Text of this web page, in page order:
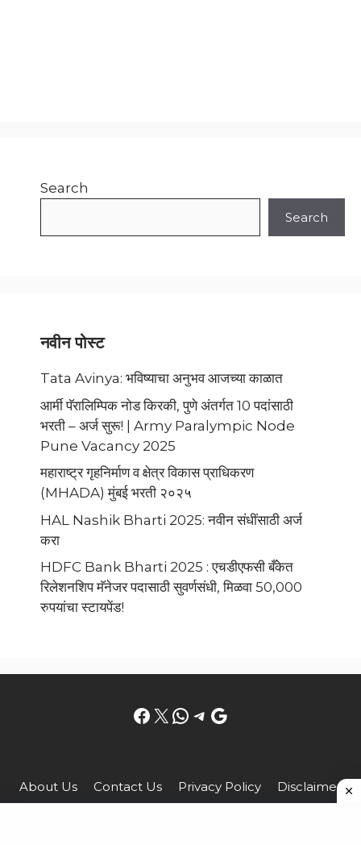
Search
Search
नवीन पोस्ट
Tata Avinya: भविष्याचा अनुभव आजच्या काळात
आर्मी पॅरालिम्पिक नोड किरकी, पुणे अंतर्गत 10 पदांसाठी
भरती – अर्ज सुरू! | Army Paralympic Node
Pune Vacancy 2025
महाराष्ट्र गृहनिर्माण व क्षेत्र विकास प्राधिकरण
(MHADA) मुंबई भरती २०२५
HAL Nashik Bharti 2025: नवीन संधींसाठी अर्ज
करा
HDFC Bank Bharti 2025 : एचडीएफसी बँकेत
रिलेशनशिप मॅनेजर पदासाठी सुवर्णसंधी, मिळवा 50,000
रुपयांचा स्टायपेंड!
Facebook
X WhatsApp
Telegram
Google
About Us Contact Us Privacy Policy
Disclaimer